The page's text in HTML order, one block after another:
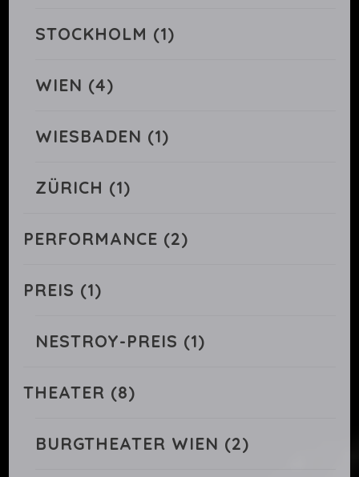
STOCKHOLM (1)
WIEN (4)
WIESBADEN (1)
ZÜRICH (1)
PERFORMANCE (2)
PREIS (1)
NESTROY-PREIS (1)
THEATER (8)
BURGTHEATER WIEN (2)